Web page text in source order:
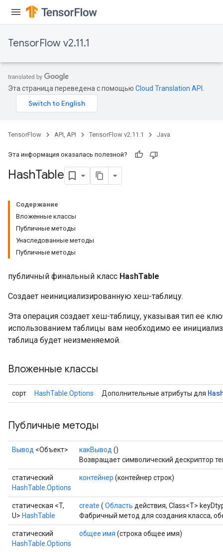
TensorFlow v2.11.1
Эта страница переведена с помощью Cloud Translation API
TensorFlow API, API TensorFlow v2.11.1 Java
Эта информация оказалась полезной?
HashTable
Содержание
Вложенные классы
Публичные методы
Унаследованные методы
Публичные методы
публичный финальный класс HashTable
Создает неинициализированную хеш-таблицу.
Эта операция создает хеш-таблицу, указывая тип ее
использованием таблицы вам необходимо ее
таблица будет неизменяемой.
Вложенные классы
сорт HashTable.Options Дополнительные атрибуты для
Публичные методы
Вывод <Объект> какВывод ()
Возвращает символический дескриптор
статический
HashTable.Options
контейнер (контейнер строк)
статическая <T,
U> HashTable
create ( Область действия, Class<T>
Фабричный метод для создания класса,
статический
HashTable.Options
общее имя (строка общее имя)